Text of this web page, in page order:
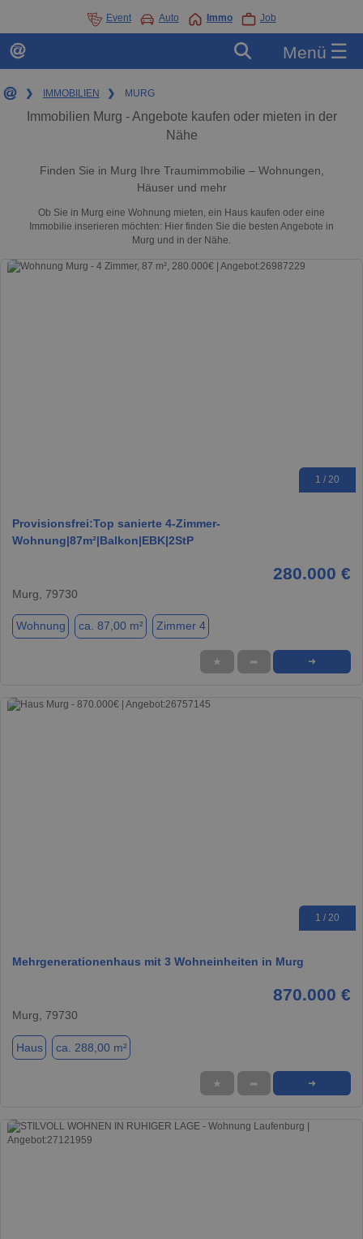
Event Auto Immo Job
Menü ☰
❯ IMMOBILIEN ❯ MURG
Immobilien Murg - Angebote kaufen oder mieten in der
Nähe
Finden Sie in Murg Ihre Traumimmobilie – Wohnungen,
Häuser und mehr
Ob Sie in Murg eine Wohnung mieten, ein Haus kaufen oder eine
Immobilie inserieren möchten: Hier finden Sie die besten Angebote in
Murg und in der Nähe.
1 / 20
Provisionsfrei:Top sanierte 4-Zimmer-
Wohnung|87m²|Balkon|EBK|2StP
280.000 €
Murg, 79730
Wohnung ca. 87,00 m² Zimmer 4
★ ➦ ➜
1 / 20
Mehrgenerationenhaus mit 3 Wohneinheiten in Murg
870.000 €
Murg, 79730
Haus ca. 288,00 m²
★ ➦ ➜